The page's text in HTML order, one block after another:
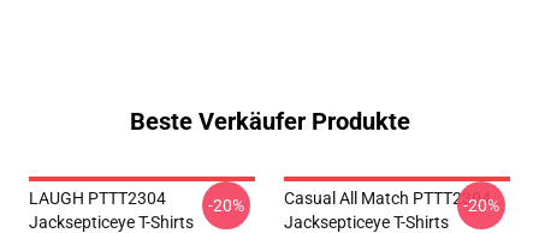
Beste Verkäufer Produkte
LAUGH PTTT2304
Jacksepticeye T-Shirts
-20%
Casual All Match PTTT2304
Jacksepticeye T-Shirts
-20%